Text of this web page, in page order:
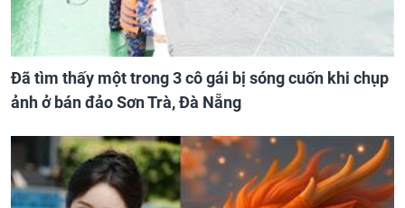
Đã tìm thấy một trong 3 cô gái bị sóng cuốn khi chụp
ảnh ở bán đảo Sơn Trà, Đà Nẵng